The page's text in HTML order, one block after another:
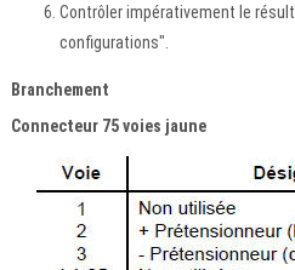
Contrôler impérativement le
configurations".
Branchement
Connecteur 75 voies jaune